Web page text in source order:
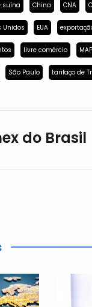
suína China CNA
Unidos EUA
livre comércio
São Paulo tarifaço de
do Brasil